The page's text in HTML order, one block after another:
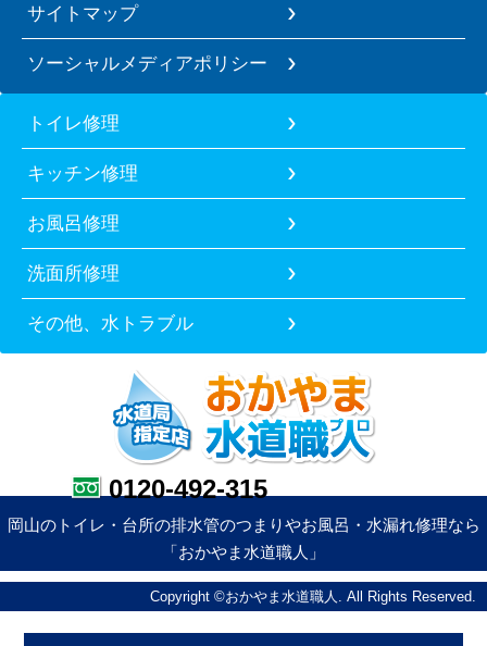
サイトマップ
ソーシャルメディアポリシー
トイレ修理
キッチン修理
お風呂修理
洗面所修理
その他、水トラブル
0120-492-315
岡山のトイレ・台所の排水管のつまりやお風呂・水漏れ修理なら
「おかやま水道職人」
Copyright ©おかやま水道職人. All Rights Reserved.